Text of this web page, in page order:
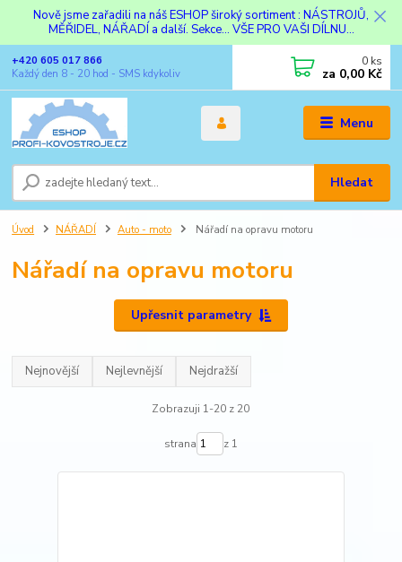
Nově jsme zařadili na náš ESHOP široký sortiment : NÁSTROJŮ,
MĚŘIDEL, NÁŘADÍ a další. Sekce... VŠE PRO VAŠI DÍLNU...
Menu
Hledat
+420 605 017 866
Každý den 8 - 20 hod - SMS kdykoliv
0 ks
za 0,00 Kč
Úvod NÁŘADÍ Auto - moto Nářadí na opravu motoru
Nářadí na opravu motoru
Upřesnit parametry
Nejnovější Nejlevnější Nejdražší
Zobrazuji 1-20 z 20
strana z 1